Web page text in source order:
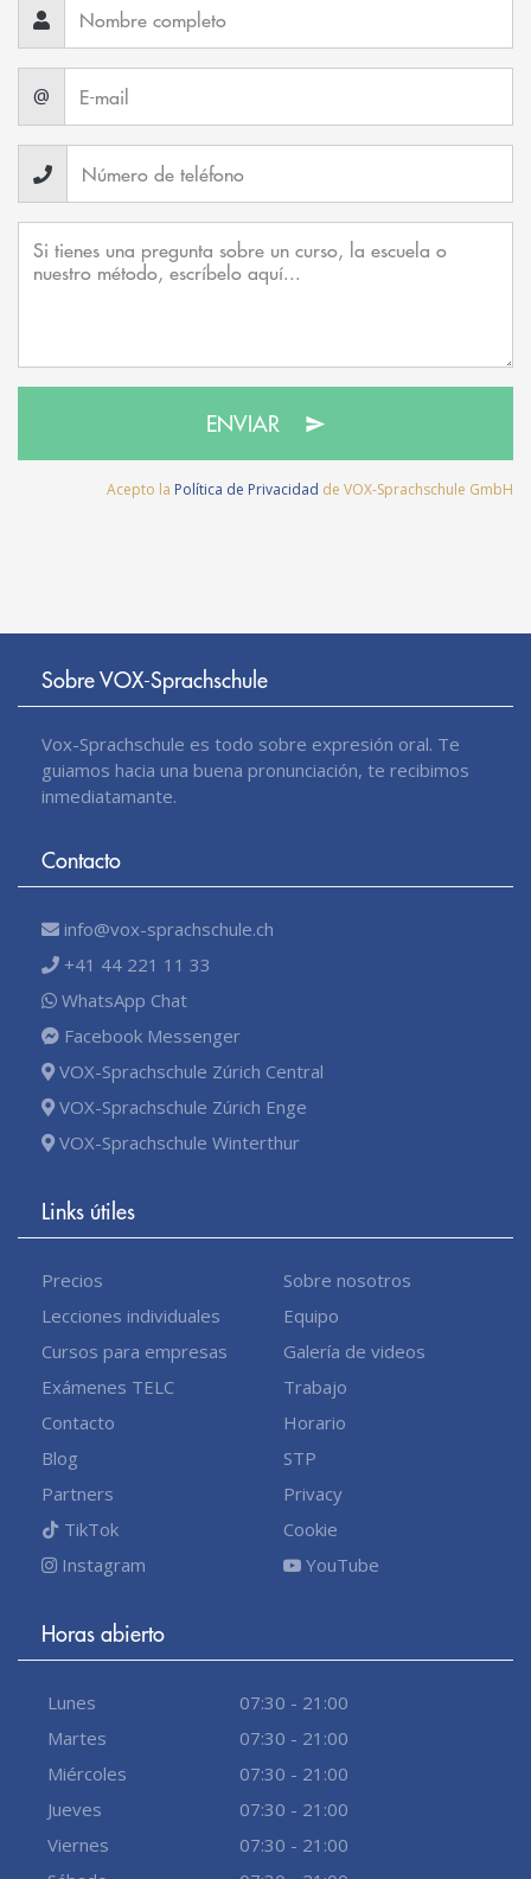
@
ENVIAR
Acepto la Política de Privacidad de VOX-Sprachschule GmbH
Sobre VOX-Sprachschule
Vox-Sprachschule es todo sobre expresión oral. Te
guiamos hacia una buena pronunciación, te recibimos
inmediatamante.
Contacto
info@vox-sprachschule.ch
+41 44 221 11 33
WhatsApp Chat
Facebook Messenger
VOX-Sprachschule Zúrich Central
VOX-Sprachschule Zúrich Enge
VOX-Sprachschule Winterthur
Links útiles
Precios
Lecciones individuales
Cursos para empresas
Exámenes TELC
Contacto
Blog
Partners
TikTok
Instagram
Sobre nosotros
Equipo
Galería de videos
Trabajo
Horario
STP
Privacy
Cookie
YouTube
Horas abierto
Lunes
07:30 - 21:00
Martes
07:30 - 21:00
Miércoles
07:30 - 21:00
Jueves
07:30 - 21:00
Viernes
07:30 - 21:00